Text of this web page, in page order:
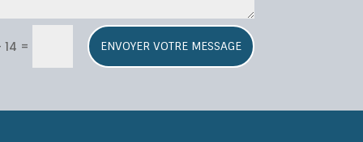
14 = ENVOYER VOTRE MESSAGE